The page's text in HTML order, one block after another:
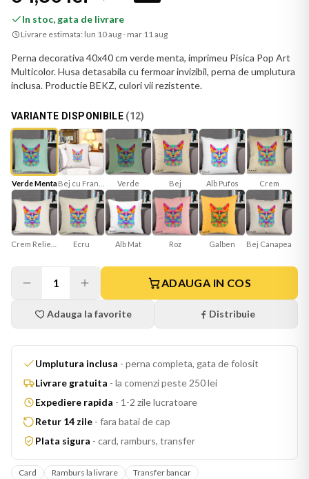
In stoc, gata de livrare
Livrare estimata: lun 10 aug - mar 11 aug
Perna decorativa 40x40 cm verde menta, imprimeu Pisica Pop Art
Multicolor. Husa detasabila cu fermoar invizibil, perna de umplutura
inclusa. Productie BEKZ, culori vii rezistente.
VARIANTE DISPONIBILE (12)
Verde Menta Verde Bej Alb Pufos Crem
Ecru Alb Mat Roz Galben Bej Canapea
1 ADAUGA IN COS
Adauga la favorite Distribuie
Umplutura inclusa - perna completa, gata de folosit
Livrare gratuita - la comenzi peste 250 lei
Expediere rapida - 1-2 zile lucratoare
Retur 14 zile - fara batai de cap
Plata sigura - card, ramburs, transfer
Card Ramburs la livrare
Transfer bancar